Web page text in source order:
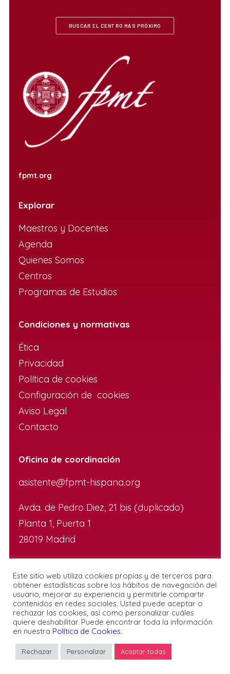
BUSCAR EL CENTRO MÁS PRÓXIMO
fpmt.org
Explorar
Maestros y Docentes
Agenda
Quienes Somos
Centros
Programas de Estudios
Condiciones y normativas
Ética
Privacidad
Política de cookies
Configuración de cookies
Aviso Legal
Contacto
Oficina de coordinación
asistente@fpmt-hispana.org
Avda. de Pedro Diez, 21 bis (duplicado)
Planta 1, Puerta 1
28019 Madrid
© FPMT España
Este sitio web utiliza cookies propias y de terceros para
obtener estadísticas sobre los hábitos de navegación del
usuario, mejorar su experiencia y permitirle compartir
contenidos en redes sociales. Usted puede aceptar o
rechazar las cookies, así como personalizar cuáles
quiere deshabilitar. Puede encontrar toda la información
en nuestra Política de Cookies.
Rechazar Personalizar Aceptar todas